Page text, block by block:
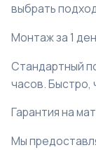
выбрать
Монтаж за 1
Стандартный
часов. Быстро,
Гарантия на
Мы